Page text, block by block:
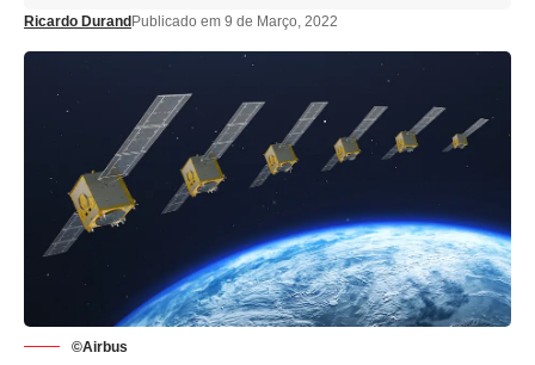
Ricardo Durand Publicado em 9 de Março, 2022
©Airbus